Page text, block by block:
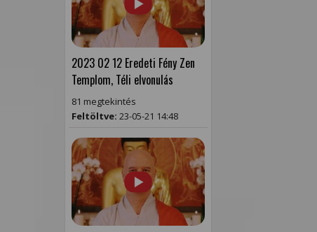
2023 02 12 Eredeti Fény Zen
Templom, Téli elvonulás
81 megtekintés
Feltöltve: 23-05-21 14:48